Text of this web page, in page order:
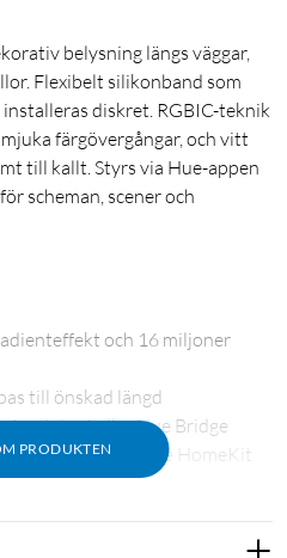
belysning längs väggar,
Flexibelt silikonband som
diskret. RGBIC-teknik
färgövergångar, och vitt
till kallt. Styrs via Hue-appen
scheman, scener och
PRODUKTEN
och 16 miljoner
till önskad längd
eller Hue Bridge
Home, Apple HomeKit